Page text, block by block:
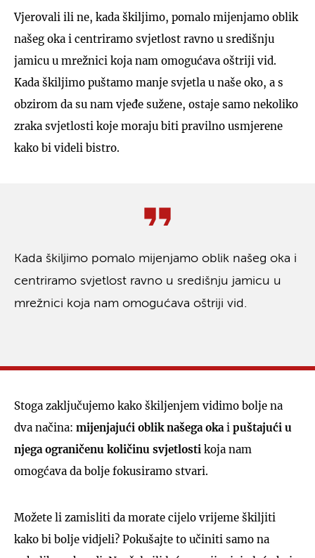
Vjerovali ili ne, kada škiljimo, pomalo mijenjamo oblik
našeg oka i centriramo svjetlost ravno u središnju
jamicu u mrežnici koja nam omogućava oštriji vid.
Kada škiljimo puštamo manje svjetla u naše oko, a s
obzirom da su nam vjeđe sužene, ostaje samo nekoliko
zraka svjetlosti koje moraju biti pravilno usmjerene
kako bi videli bistro.
Kada škiljimo pomalo mijenjamo oblik našeg oka i
centriramo svjetlost ravno u središnju jamicu u
mrežnici koja nam omogućava oštriji vid.
Stoga zaključujemo kako škiljenjem vidimo bolje na
dva načina: mijenjajući oblik našega oka i puštajući u
njega ograničenu količinu svjetlosti koja nam
omogćava da bolje fokusiramo stvari.
Možete li zamisliti da morate cijelo vrijeme škiljiti
kako bi bolje vidjeli? Pokušajte to učiniti samo na